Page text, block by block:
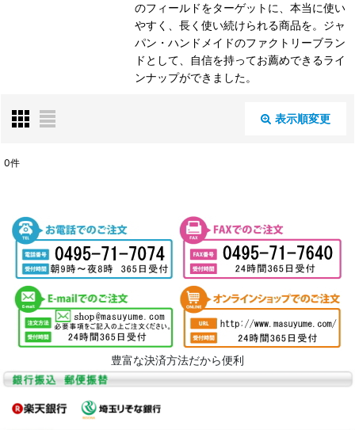
のフィールドをターゲットに、本当に使い
やすく、長く使い続けられる商品を。ジャ
パン・ハンドメイドのファクトリーブラン
ドとして、自信を持ってお薦めできるライ
ンナップができました。
表示順変更
並び順:
絞り込む
0件
豊富な決済方法だから便利